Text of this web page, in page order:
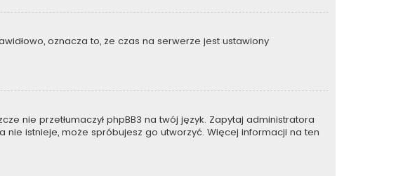
oznacza to, że czas na serwerze jest ustawiony
nie przetłumaczył phpBB3 na twój język. Zapytaj administratora
istnieje, może spróbujesz go utworzyć. Więcej informacji na ten